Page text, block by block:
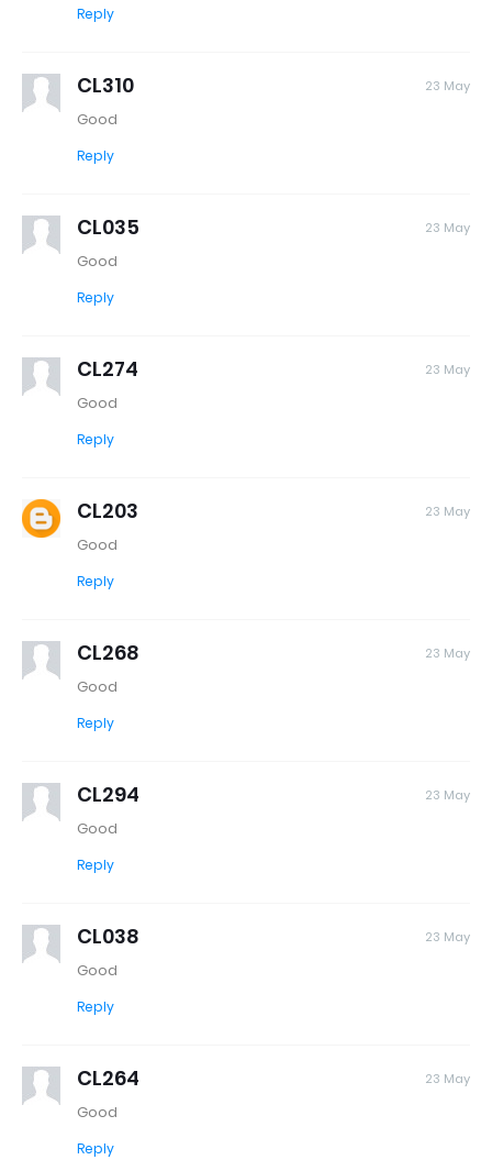
Reply
CL310 23 May
Good
Reply
CL035 23 May
Good
Reply
CL274 23 May
Good
Reply
CL203 23 May
Good
Reply
CL268 23 May
Good
Reply
CL294 23 May
Good
Reply
CL038 23 May
Good
Reply
CL264 23 May
Good
Reply